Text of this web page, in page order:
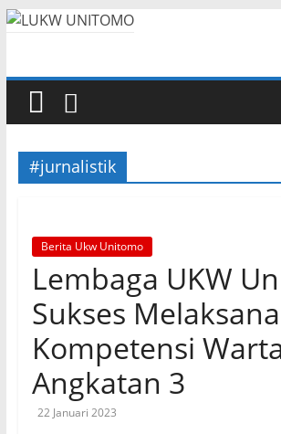
#jurnalistik
Berita Ukw Unitomo
Lembaga UKW
Sukses
Kompetensi
Angkatan 3
22 Januari 2023